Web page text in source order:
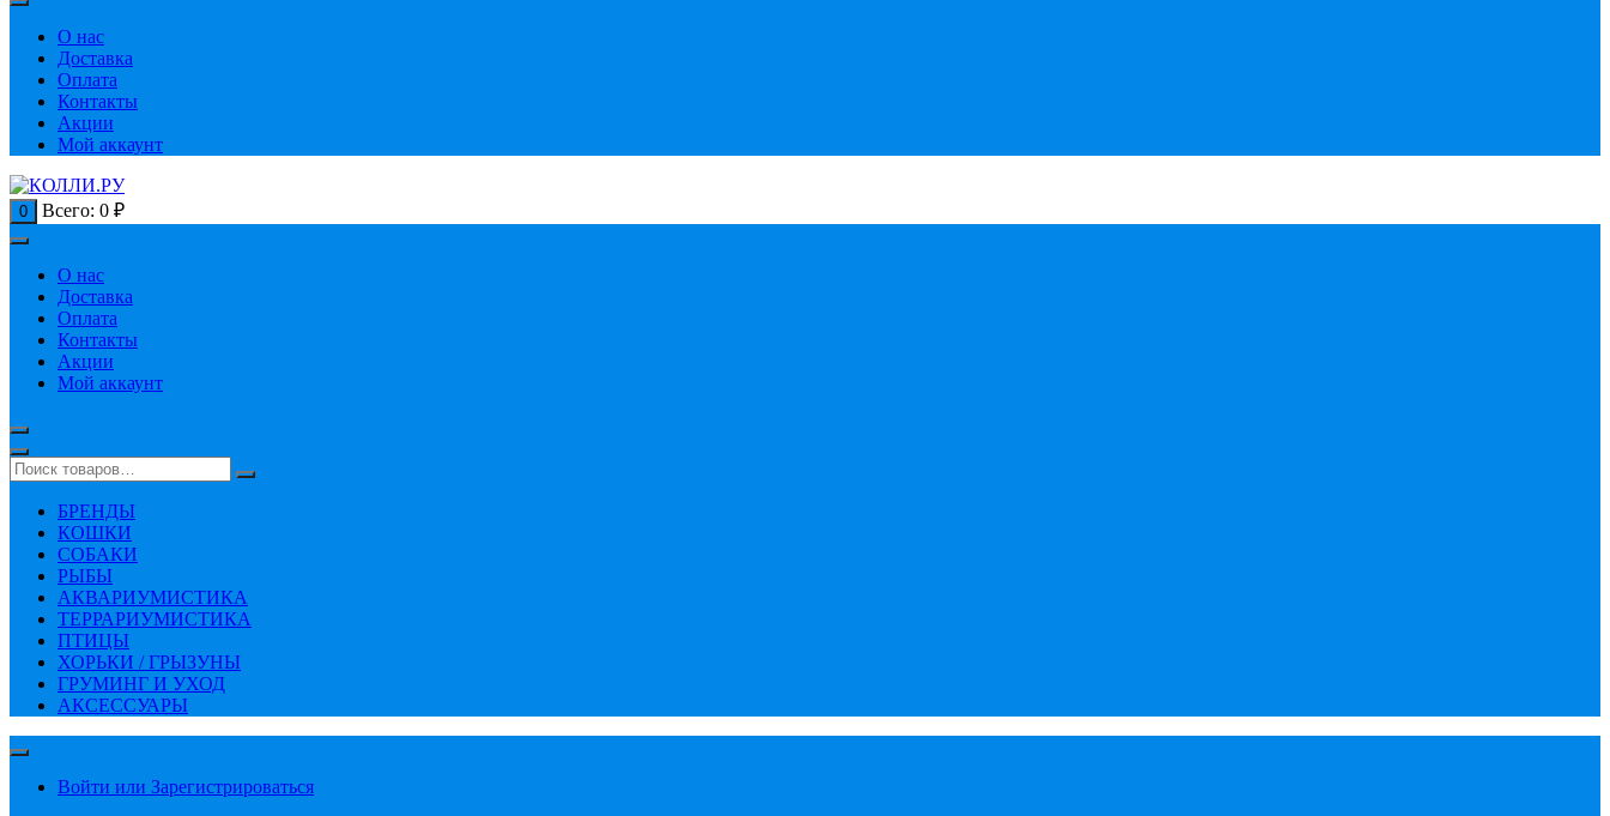
О нас
Доставка
Оплата
Контакты
Акции
Мой аккаунт
0 Всего: 0 ₽
О нас
Доставка
Оплата
Контакты
Акции
Мой аккаунт
БРЕНДЫ
КОШКИ
СОБАКИ
РЫБЫ
АКВАРИУМИСТИКА
ТЕРРАРИУМИСТИКА
ПТИЦЫ
ХОРЬКИ / ГРЫЗУНЫ
ГРУМИНГ И УХОД
АКСЕССУАРЫ
Войти или Зарегистрироваться